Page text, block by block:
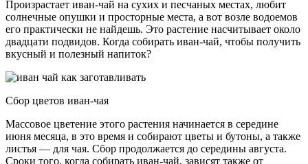
Произрастает иван-чай на сухих и песчаных местах, любит
солнечные опушки и просторные места, а вот возле водоемов
его практически не найдешь. Это растение насчитывает около
двадцати подвидов. Когда собирать иван-чай, чтобы получить
вкусный и полезный напиток?
Сбор цветов иван-чая
Массовое цветение этого растения начинается в середине
июня месяца, в это время и собирают цветы и бутоны, а также
листья — для чая. Сбор продолжается до середины августа.
Сроки того, когда собирать иван-чай, зависят также от